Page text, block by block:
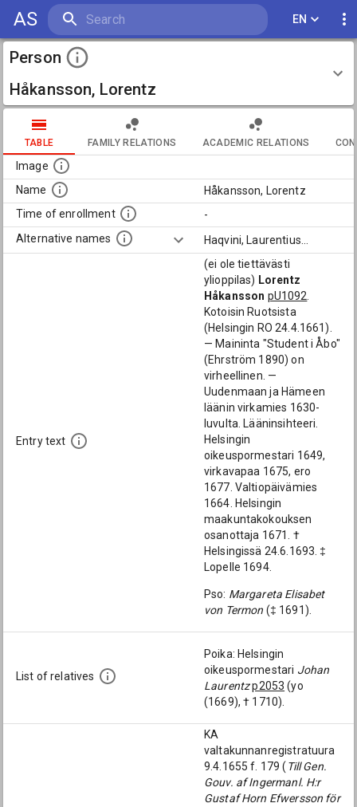
AS EN
Person
Håkansson, Lorentz
TABLE FAMILY RELATIONS ACADEMIC RELATIONS
Image
Name
Håkansson, Lorentz
Time of enrollment
-
Alternative names
Haqvini, Laurentius
Entry text
(ei ole tiettävästi
ylioppilas) Lorentz
Håkansson pU1092
Kotoisin Ruotsista
(Helsingin RO 24.4.1661).
— Maininta "Student i Åbo"
(Ehrström 1890) on
virheellinen. —
Uudenmaan ja Hämeen
läänin virkamies 1630-
luvulta. Lääninsihteeri.
Helsingin
oikeuspormestari 1649,
virkavapaa 1675, ero
1677. Valtiopäivämies
1664. Helsingin
maakuntakokouksen
osanottaja 1671. †
Helsingissä 24.6.1693. ‡
Lopelle 1694.
Pso: Margareta Elisabet
von Termon (‡ 1691).
List of relatives
Poika: Helsingin
oikeuspormestari Johan
Laurentzp2053 (yo
(1669), † 1710).
KA
valtakunnanregistratuura
9.4.1655 f. 179 ( Till Gen.
Gouv. af Ingermanl. H:r
Gustaf Horn Efwersson för